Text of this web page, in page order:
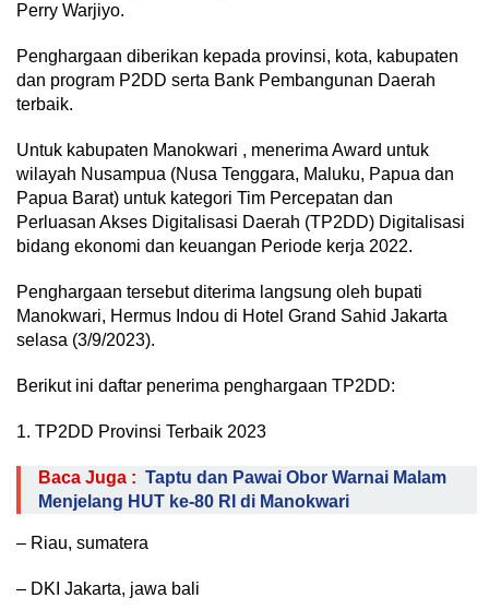
Perry Warjiyo.
Penghargaan diberikan kepada provinsi, kota, kabupaten
dan program P2DD serta Bank Pembangunan Daerah
terbaik.
Untuk kabupaten Manokwari , menerima Award untuk
wilayah Nusampua (Nusa Tenggara, Maluku, Papua dan
Papua Barat) untuk kategori Tim Percepatan dan
Perluasan Akses Digitalisasi Daerah (TP2DD) Digitalisasi
bidang ekonomi dan keuangan Periode kerja 2022.
Penghargaan tersebut diterima langsung oleh bupati
Manokwari, Hermus Indou di Hotel Grand Sahid Jakarta
selasa (3/9/2023).
Berikut ini daftar penerima penghargaan TP2DD:
1. TP2DD Provinsi Terbaik 2023
Baca Juga : Taptu dan Pawai Obor Warnai Malam
Menjelang HUT ke-80 RI di Manokwari
– Riau, sumatera
– DKI Jakarta, jawa bali